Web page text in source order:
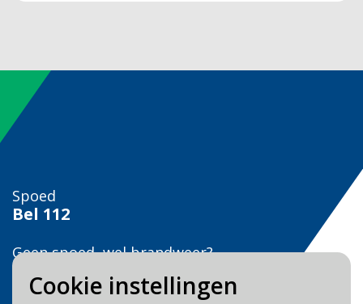
Cookie instellingen
Spoed
Bel 112
Geen spoed, wel brandweer?
Bel